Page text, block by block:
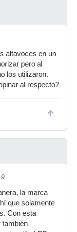
altavoces en un
pero al
los utilizaron.
al respecto?
la marca
que solamente
Con esta
también